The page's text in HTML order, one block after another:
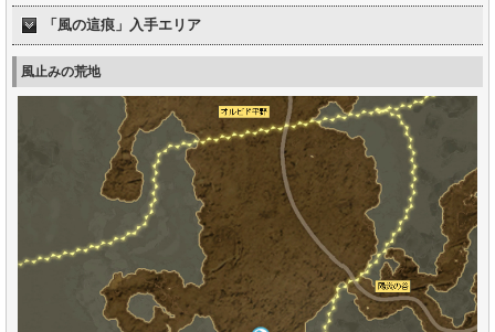
「風の這痕」入手エリア
風止みの荒地